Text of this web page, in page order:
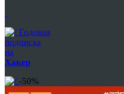
Годовая
подписка
на
Хакер
-50%